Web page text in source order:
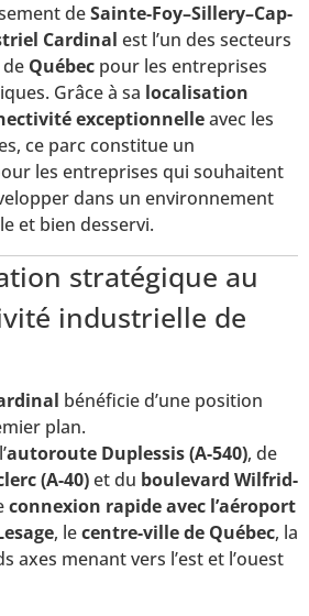
deSainte-Foy–Sillery–Cap-
Cardinal est l’un des secteurs
Québec pour les entreprises
Grâce à sa localisation
exceptionnelleavec les
ce parc constitue un
les entreprises qui souhaitent
dans un environnement
et bien desservi.
stratégique au
industrielle de
bénéficie d’une position
plan.
autoroute Duplessis (A-540), de
(A-40)et du boulevard Wilfrid-
connexion rapide avec l’aéroport
, lecentre-ville de Québec, la
axes menant vers l’est et l’ouest